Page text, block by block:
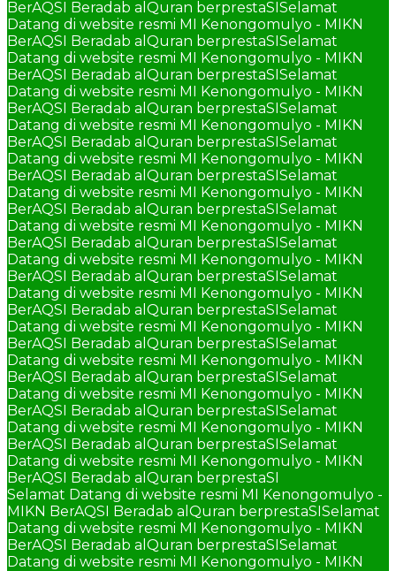
BerAQSI Beradab alQuran berprestaSISelamat
Datang di website resmi MI Kenongomulyo - MIKN
BerAQSI Beradab alQuran berprestaSISelamat
Datang di website resmi MI Kenongomulyo - MIKN
BerAQSI Beradab alQuran berprestaSISelamat
Datang di website resmi MI Kenongomulyo - MIKN
BerAQSI Beradab alQuran berprestaSISelamat
Datang di website resmi MI Kenongomulyo - MIKN
BerAQSI Beradab alQuran berprestaSISelamat
Datang di website resmi MI Kenongomulyo - MIKN
BerAQSI Beradab alQuran berprestaSISelamat
Datang di website resmi MI Kenongomulyo - MIKN
BerAQSI Beradab alQuran berprestaSISelamat
Datang di website resmi MI Kenongomulyo - MIKN
BerAQSI Beradab alQuran berprestaSISelamat
Datang di website resmi MI Kenongomulyo - MIKN
BerAQSI Beradab alQuran berprestaSISelamat
Datang di website resmi MI Kenongomulyo - MIKN
BerAQSI Beradab alQuran berprestaSISelamat
Datang di website resmi MI Kenongomulyo - MIKN
BerAQSI Beradab alQuran berprestaSISelamat
Datang di website resmi MI Kenongomulyo - MIKN
BerAQSI Beradab alQuran berprestaSISelamat
Datang di website resmi MI Kenongomulyo - MIKN
BerAQSI Beradab alQuran berprestaSISelamat
Datang di website resmi MI Kenongomulyo - MIKN
BerAQSI Beradab alQuran berprestaSISelamat
Datang di website resmi MI Kenongomulyo - MIKN
BerAQSI Beradab alQuran berprestaSI
Selamat Datang di website resmi MI Kenongomulyo -
MIKN BerAQSI Beradab alQuran berprestaSISelamat
Datang di website resmi MI Kenongomulyo - MIKN
BerAQSI Beradab alQuran berprestaSISelamat
Datang di website resmi MI Kenongomulyo - MIKN